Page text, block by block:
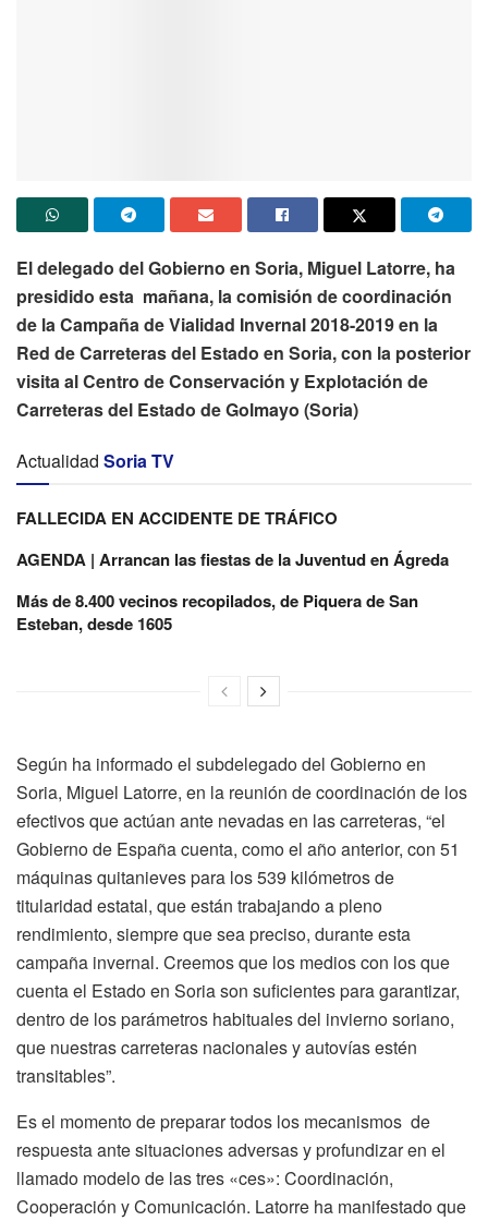
El delegado del Gobierno en Soria, Miguel Latorre, ha
presidido esta mañana, la comisión de coordinación
de la Campaña de Vialidad Invernal 2018-2019 en la
Red de Carreteras del Estado en Soria, con la posterior
visita al Centro de Conservación y Explotación de
Carreteras del Estado de Golmayo (Soria)
Actualidad Soria TV
FALLECIDA EN ACCIDENTE DE TRÁFICO
AGENDA | Arrancan las fiestas de la Juventud en Ágreda
Más de 8.400 vecinos recopilados, de Piquera de San
Esteban, desde 1605
Según ha informado el subdelegado del Gobierno en
Soria, Miguel Latorre, en la reunión de coordinación de los
efectivos que actúan ante nevadas en las carreteras, “el
Gobierno de España cuenta, como el año anterior, con 51
máquinas quitanieves para los 539 kilómetros de
titularidad estatal, que están trabajando a pleno
rendimiento, siempre que sea preciso, durante esta
campaña invernal. Creemos que los medios con los que
cuenta el Estado en Soria son suficientes para garantizar,
dentro de los parámetros habituales del invierno soriano,
que nuestras carreteras nacionales y autovías estén
transitables”.
Es el momento de preparar todos los mecanismos de
respuesta ante situaciones adversas y profundizar en el
llamado modelo de las tres «ces»: Coordinación,
Cooperación y Comunicación. Latorre ha manifestado que